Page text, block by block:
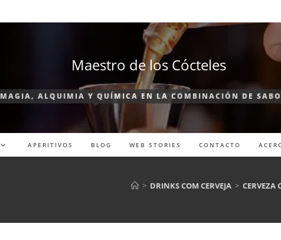
Maestro de los Cócteles
MAGIA, ALQUIMIA Y QUÍMICA EN LA COMBINACIÓN DE
APERITIVOS BLOG WEB STORIES CONTACTO
> DRINKS COM CERVEJA > CERVEZA